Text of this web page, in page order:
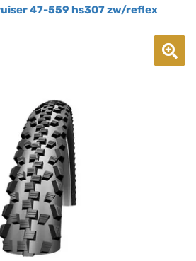
47-559 hs307 zw/reflex